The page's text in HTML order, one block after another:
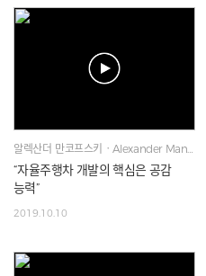
“자율주행차 개발의 핵심은 공감
능력”
2019.10.10